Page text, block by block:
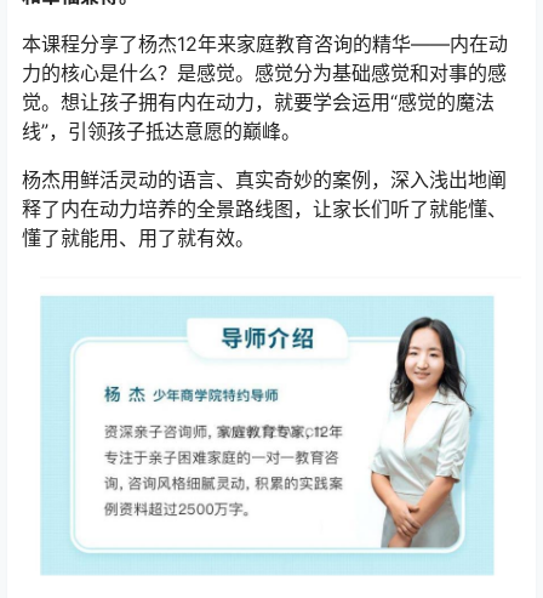
本课程分享了杨杰12年来家庭教育咨询的精华——内在动
力的核心是什么？是感觉。感觉分为基础感觉和对事的感
觉。想让孩子拥有内在动力，就要学会运用“感觉的魔法
线”，引领孩子抵达意愿的巅峰。
杨杰用鲜活灵动的语言、真实奇妙的案例，深入浅出地阐
释了内在动力培养的全景路线图，让家长们听了就能懂、
懂了就能用、用了就有效。